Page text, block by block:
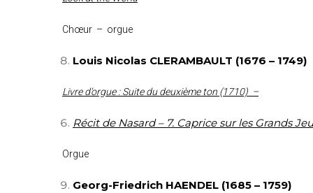
Chœur – orgue
Louis Nicolas CLERAMBAULT (1676 – 1749)
Livre d’orgue : Suite du deuxième ton (1710) –
Récit de Nasard – 7. Caprice sur les Grands
Orgue
Georg-Friedrich HAENDEL (1685 – 1759)